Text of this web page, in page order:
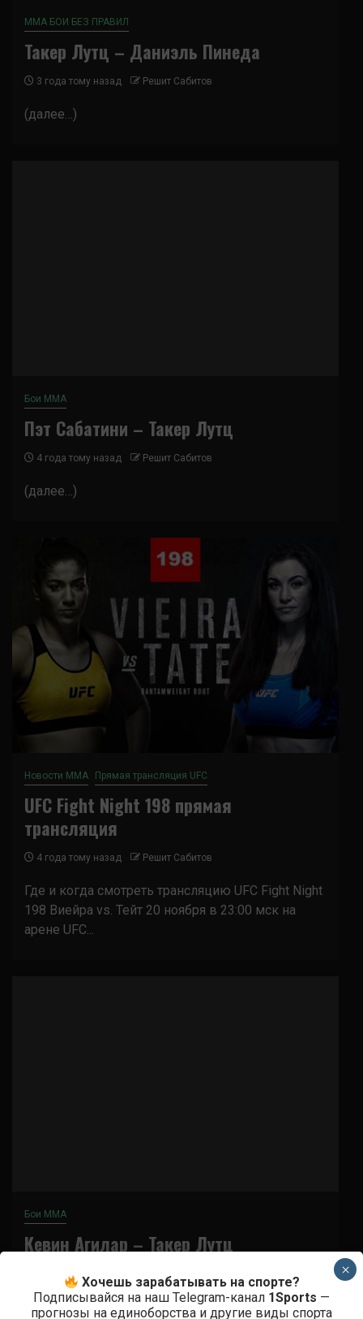
ММА БОИ БЕЗ ПРАВИЛ
Такер Лутц – Даниэль Пинеда
3 года тому назад Решит Сабитов
(далее…)
Бои ММА
Пэт Сабатини – Такер Лутц
4 года тому назад Решит Сабитов
(далее…)
Новости ММА Прямая трансляция UFC
UFC Fight Night 198 прямая
трансляция
4 года тому назад Решит Сабитов
Где и когда смотреть трансляцию UFC Fight Night
198 Виейра vs. Тейт 20 ноября в 23:00 мск на
арене UFC...
Бои ММА
Кевин Агилар – Такер Лутц
6 лет тому назад Решит Сабитов
(далее…)
Хочешь зарабатывать на спорте?
Подписывайся на наш Telegram-канал 1Sports —
прогнозы на единоборства и другие виды спорта
×